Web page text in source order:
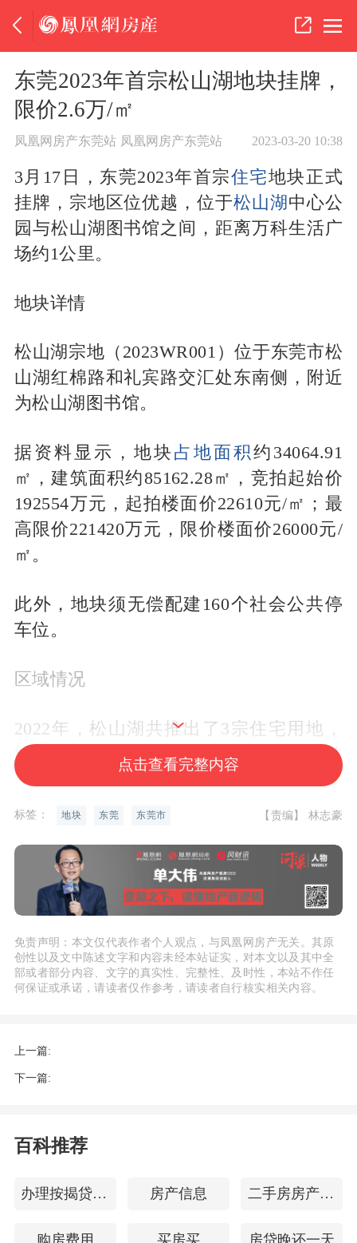
东莞2023年首宗松山湖地块挂牌，
限价2.6万/㎡
凤凰网房产东莞站 凤凰网房产东莞站 2023-03-20 10:38
3月17日，东莞2023年首宗住宅地块正式
挂牌，宗地区位优越，位于松山湖 中心公
园与松山湖图书馆之间，距离万科生活广
场约1公里。
地块详情
松山湖宗地（2023WR001）位于东莞市松
山湖红棉路和礼宾路交汇处东南侧，附近
为松山湖图书馆。
据资料显示，地块占地面积约34064.91
㎡，建筑面积约85162.28㎡，竞拍起始价
192554万元，起拍楼面价22610元/㎡；最
高限价221420万元，限价楼面价26000元/
㎡。
此外，地块须无偿配建160个社会公共停
车位。
区域情况
2022年，松山湖共推出了3宗住宅用地，
地块分别由华润、华侨城和东实竞得，并
开发成松湖润府、华侨城松湖原岸和三限
房。
其中，松湖润府已完成备案，备案均价约
5.1万元/㎡。
市商品住宅网上签约销售情况》显示，松
山湖2月份一手洋房单价约6万元/㎡，二手
从断供到重启，松山湖的新
小师弟将持续关注。
点击查看完整内容
标签： 地块 东莞 东莞市 【责编】 林志豪
免责声明：本文仅代表作者个人观点，与凤凰网房产无关。其原
创性以及文中陈述文字和内容未经本站证实，对本文以及其中全
部或者部分内容、文字的真实性、完整性、及时性，本站不作任
何保证或承诺，请读者仅作参考，请读者自行核实相关内容。
上一篇:
下一篇:
百科推荐
办理按揭贷款流程 房产信息 二手房房产证过户流程
购房费用 买房买 房贷晚还一天